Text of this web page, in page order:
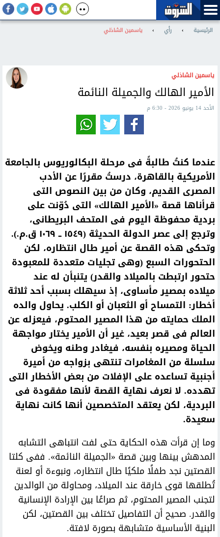
الرئيسية › رأي › ياسمين الشاذلي
ياسمين الشاذلي
الأمير الهالك والجميلة النائمة
الأحد 14 يونيو 2026 - 6:30 م
عندما كنتُ طالبةً فى مرحلة البكالوريوس بالجامعة
الأمريكية بالقاهرة، درستُ مقررًا عن الأدب
المصرى القديم، وكان من بين النصوص التى
قرأناها قصة «الأمير الهالك» التى دُوّنت على
بردية محفوظة اليوم فى المتحف البريطانى،
وترجع إلى عصر الدولة الحديثة (١٥٤٩ ــ ١٠٦٩ ق.م.).
وتحكى هذه القصة عن أمير طال انتظاره، لكن
الحتحورات السبع (وهى تجليات متعددة للمعبودة
حتحور ارتبطت بالميلاد والقدر) يتنبأن له عند
ميلاده بمصير مأساوى، إذ سيهلك بسبب أحد ثلاثة
أخطار: التمساح أو الثعبان أو الكلب. يحاول والده
الملك حمايته من هذا المصير المحتوم، فيعزله عن
العالم فى قصر بعيد، غير أن الأمير يختار مواجهة
الحياة ومصيره بنفسه، فيغادر وطنه ويخوض
سلسلة من المغامرات تنتهى بزواجه من أميرة
أجنبية تساعده على الإفلات من بعض الأخطار التى
تهدده. لا نعرف نهاية القصة لأنها مفقودة فى
البردية، لكن يعتقد المتخصصين أنها كانت نهاية
سعيدة.
وما إن قرأت هذه الحكاية حتى لفت انتباهى التشابه
المدهش بينها وبين قصة «الجميلة النائمة». ففى كلتا
القصتين نجد طفلًا ملكيًا طال انتظاره، ونبوءة أو لعنة
تُطلقها قوى خارقة عند الميلاد، ومحاولة من الوالدين
لتجنب المصير المحتوم، ثم صراعًا بين الإرادة الإنسانية
والقدر. صحيح أن التفاصيل تختلف بين القصتين، لكن
البنية الأساسية متشابهة بصورة لافتة.